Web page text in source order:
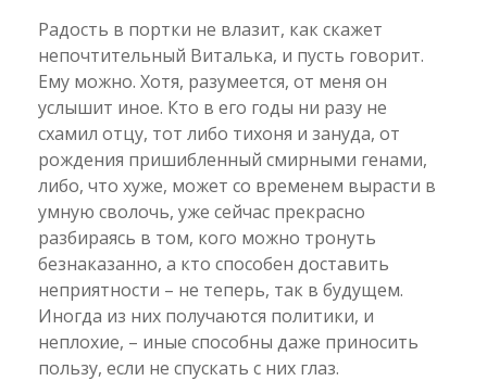
Радость в портки не влазит, как скажет
непочтительный Виталька, и пусть говорит.
Ему можно. Хотя, разумеется, от меня он
услышит иное. Кто в его годы ни разу не
схамил отцу, тот либо тихоня и зануда, от
рождения пришибленный смирными генами,
либо, что хуже, может со временем вырасти в
умную сволочь, уже сейчас прекрасно
разбираясь в том, кого можно тронуть
безнаказанно, а кто способен доставить
неприятности – не теперь, так в будущем.
Иногда из них получаются политики, и
неплохие, – иные способны даже приносить
пользу, если не спускать с них глаз.